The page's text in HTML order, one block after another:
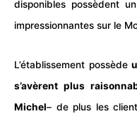
disponibles possèdent
impressionnantes sur le
L’établissement possède
s’avèrent plus
Michel– de plus les